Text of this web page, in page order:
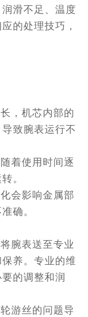
滑不足、温度
的处理技巧，
，机芯内部的
致腕表运行不
着使用时间逐
。
会影响金属部
确。
腕表送至专业
养。专业的维
的调整和润
游丝的问题导